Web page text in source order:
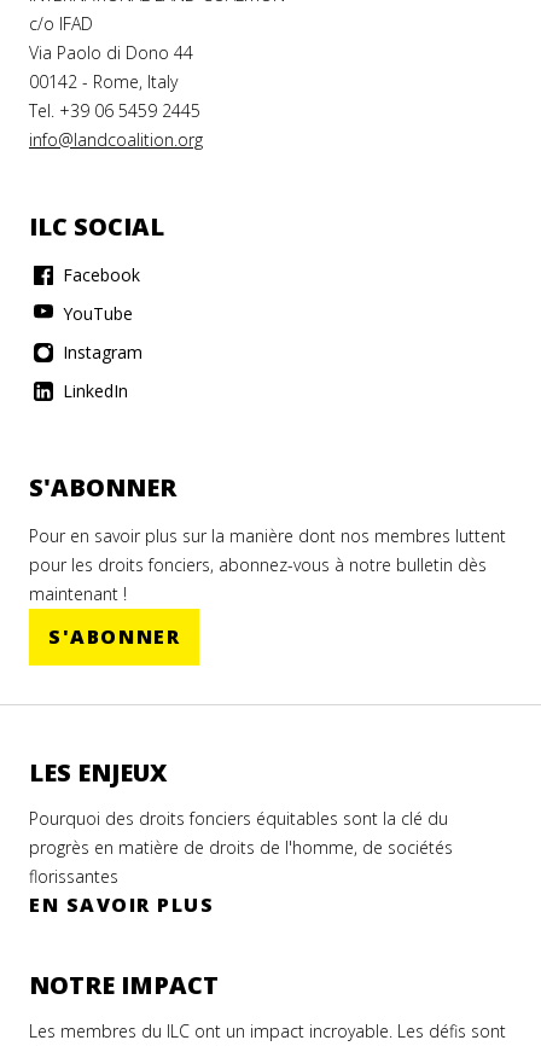
c/o IFAD
Via Paolo di Dono 44
00142 - Rome, Italy
Tel. +39 06 5459 2445
info@landcoalition.org
ILC SOCIAL
Facebook
YouTube
Instagram
LinkedIn
S'ABONNER
Pour en savoir plus sur la manière dont nos membres luttent
pour les droits fonciers, abonnez-vous à notre bulletin dès
maintenant !
S'ABONNER
LES ENJEUX
Pourquoi des droits fonciers équitables sont la clé du
progrès en matière de droits de l'homme, de sociétés
florissantes
EN SAVOIR PLUS
NOTRE IMPACT
Les membres du ILC ont un impact incroyable. Les défis sont